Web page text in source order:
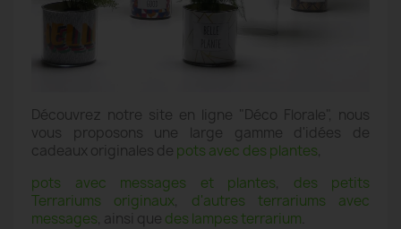
Découvrez notre site en ligne "Déco Florale", nous
vous proposons une large gamme d'idées de
cadeaux originales de pots avec des plantes,
pots avec messages et plantes, des petits
Terrariums originaux, d'autres terrariums avec
messages, ainsi que des lampes terrarium